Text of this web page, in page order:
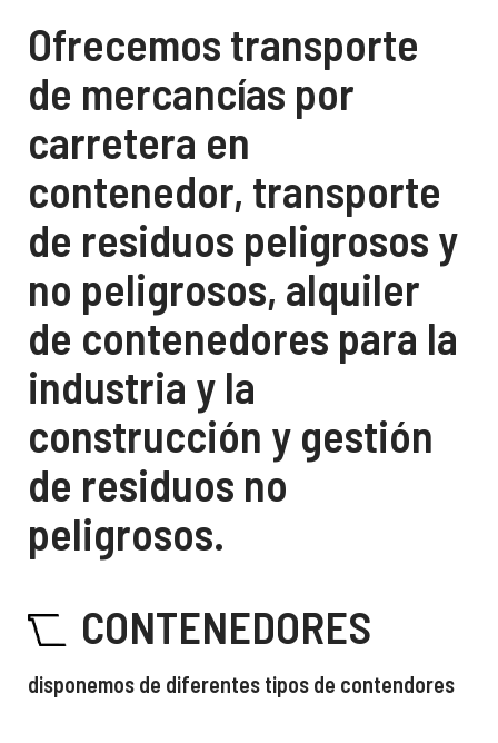
Ofrecemos transporte
de mercancías por
carretera en
contenedor, transporte
de residuos peligrosos y
no peligrosos, alquiler
de contenedores para la
industria y la
construcción y gestión
de residuos no
peligrosos.
CONTENEDORES
disponemos de diferentes tipos de contendores